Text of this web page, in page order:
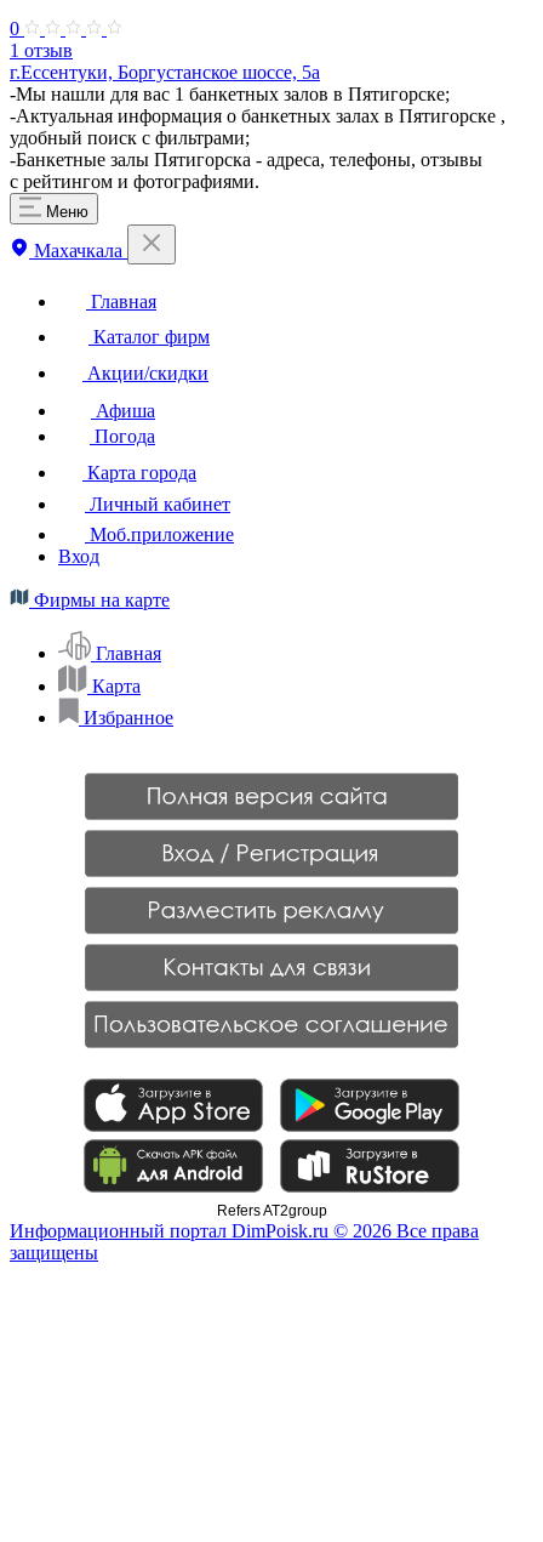
0
1 отзыв
г.Ессентуки, Боргустанское шоссе, 5а
-Мы нашли для вас 1 банкетных залов в Пятигорске;
-Актуальная информация о банкетных залах в Пятигорске ,
удобный поиск с фильтрами;
-Банкетные залы Пятигорска - адреса, телефоны, отзывы
с рейтингом и фотографиями.
Меню
Махачкала
Главная
Каталог фирм
Акции/скидки
Афиша
Погода
Карта города
Личный кабинет
Моб.приложение
Вход
Фирмы на карте
Главная
Карта
Избранное
Refers AT2group
Информационный портал DimPoisk.ru © 2026 Все права
защищены